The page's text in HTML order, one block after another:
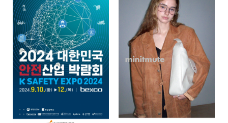
706
02-11
인바이트미
784
02-11
인바이트미